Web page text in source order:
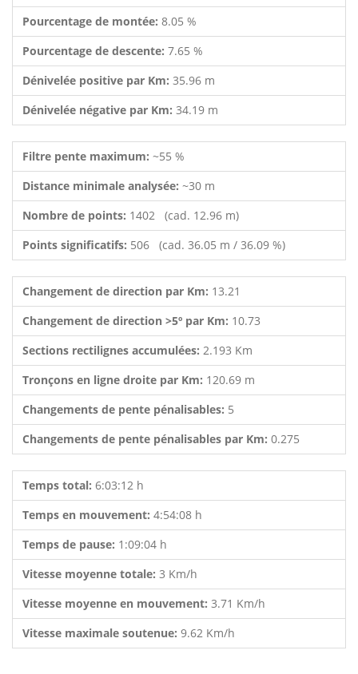
Pourcentage de montée: 8.05 %
Pourcentage de descente: 7.65 %
Dénivelée positive par Km: 35.96 m
Dénivelée négative par Km: 34.19 m
Filtre pente maximum: ~55 %
Distance minimale analysée: ~30 m
Nombre de points: 1402 (cad. 12.96 m)
Points significatifs: 506 (cad. 36.05 m / 36.09 %)
Changement de direction par Km: 13.21
Changement de direction >5º par Km: 10.73
Sections rectilignes accumulées: 2.193 Km
Tronçons en ligne droite par Km: 120.69 m
Changements de pente pénalisables: 5
Changements de pente pénalisables par Km: 0.275
Temps total: 6:03:12 h
Temps en mouvement: 4:54:08 h
Temps de pause: 1:09:04 h
Vitesse moyenne totale: 3 Km/h
Vitesse moyenne en mouvement: 3.71 Km/h
Vitesse maximale soutenue: 9.62 Km/h